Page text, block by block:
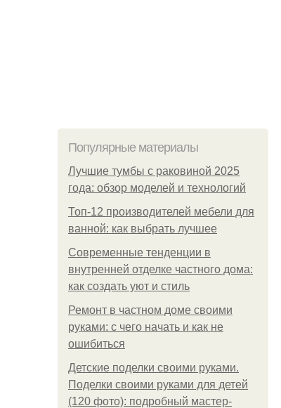
Популярные материалы
Лучшие тумбы с раковиной 2025
года: обзор моделей и технологий
Топ-12 производителей мебели для
ванной: как выбрать лучшее
Современные тенденции в
внутренней отделке частного дома:
как создать уют и стиль
Ремонт в частном доме своими
руками: с чего начать и как не
ошибиться
Детские поделки своими руками.
Поделки своими руками для детей
(120 фото): подробный мастер-